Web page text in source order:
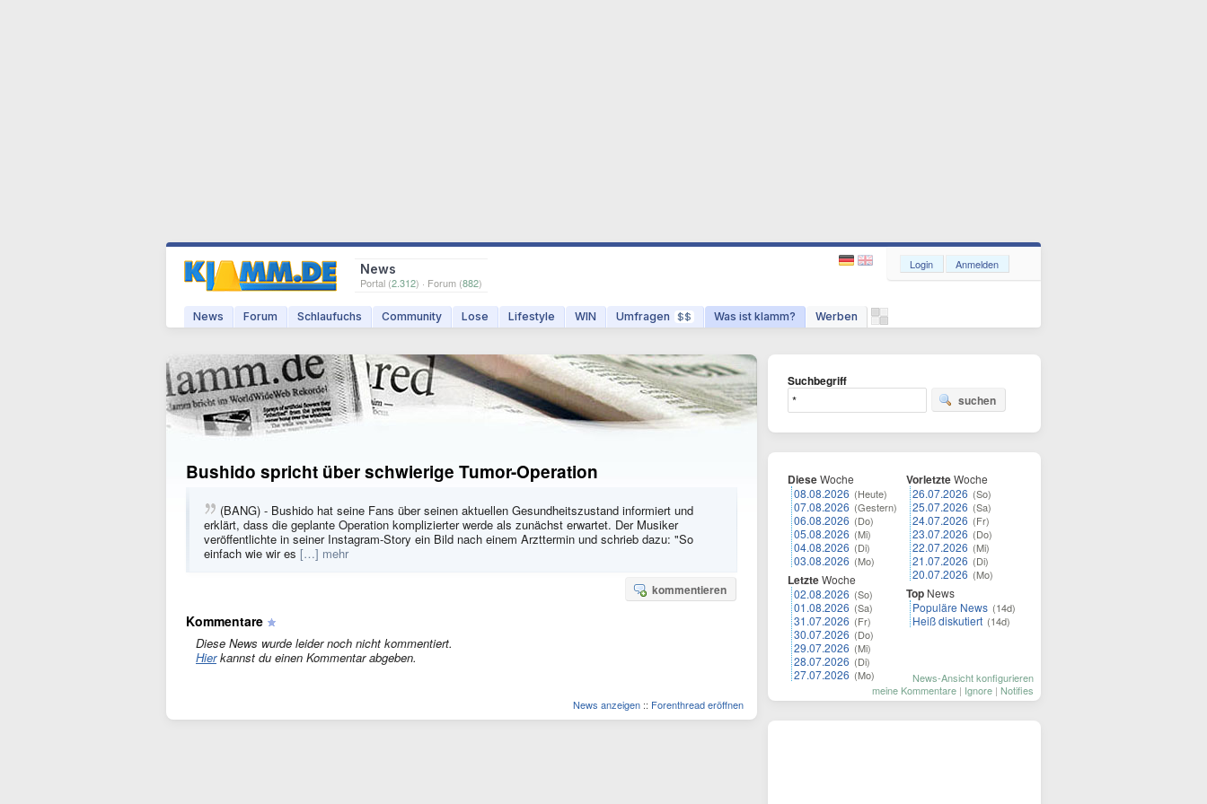
News
Portal (2.312) · Forum (882)
News Forum Schlaufuchs Community Lose Lifestyle WIN Umfragen $$ Was ist klamm? Werben
Login Anmelden
Bushido spricht über schwierige Tumor-Operation
(BANG) - Bushido hat seine Fans über seinen aktuellen Gesundheitszustand informiert und
erklärt, dass die geplante Operation komplizierter werde als zunächst erwartet. Der Musiker
veröffentlichte in seiner Instagram-Story ein Bild nach einem Arzttermin und schrieb dazu: "So
einfach wie wir es […] mehr
kommentieren
Kommentare
Diese News wurde leider noch nicht kommentiert.
Hierkannst du einen Kommentar abgeben.
News anzeigen :: Forenthread eröffnen
Suchbegriff
suchen
DieseWoche
08.08.2026 (Heute)
07.08.2026 (Gestern)
06.08.2026 (Do)
05.08.2026 (Mi)
04.08.2026 (Di)
03.08.2026 (Mo)
LetzteWoche
02.08.2026 (So)
01.08.2026 (Sa)
31.07.2026 (Fr)
30.07.2026 (Do)
29.07.2026 (Mi)
28.07.2026 (Di)
27.07.2026 (Mo)
VorletzteWoche
26.07.2026 (So)
25.07.2026 (Sa)
24.07.2026 (Fr)
23.07.2026 (Do)
22.07.2026 (Mi)
21.07.2026 (Di)
20.07.2026 (Mo)
Top News
Populäre News (14d)
Heiß diskutiert (14d)
News-Ansicht konfigurieren
meine Kommentare | Ignore | Notifies